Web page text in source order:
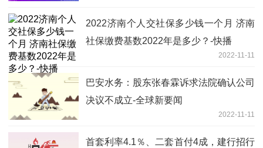
2022济南个人交社保多少钱一个月 济南
社保缴费基数2022年是多少？-快播
2022-11-11
巴安水务：股东张春霖诉求法院确认公司
决议不成立-全球新要闻
2022-11-11
首套利率4.1％、二套首付4成，建行招行